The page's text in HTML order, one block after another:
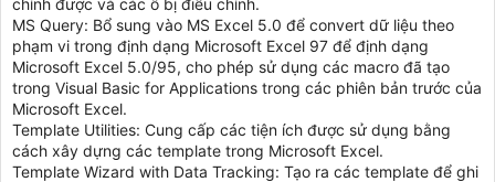
chỉnh được và các ô bị điều chỉnh.
MS Query: Bổ sung vào MS Excel 5.0 để convert dữ liệu theo
phạm vi trong định dạng Microsoft Excel 97 để định dạng
Microsoft Excel 5.0/95, cho phép sử dụng các macro đã tạo
trong Visual Basic for Applications trong các phiên bản trước của
Microsoft Excel.
Template Utilities: Cung cấp các tiện ích được sử dụng bằng
cách xây dựng các template trong Microsoft Excel.
Template Wizard with Data Tracking: Tạo ra các template để ghi